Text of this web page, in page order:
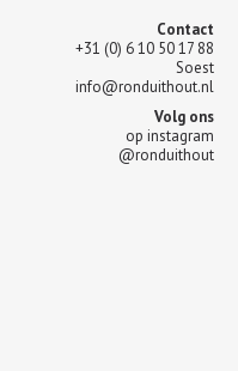
Contact
+31 (0) 6 10 50 17 88
Soest
info@ronduithout.nl
Volg ons
op instagram
@ronduithout